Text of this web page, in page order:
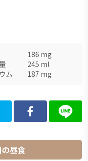
186 mg
245 ml
ム 187 mg
の昼食